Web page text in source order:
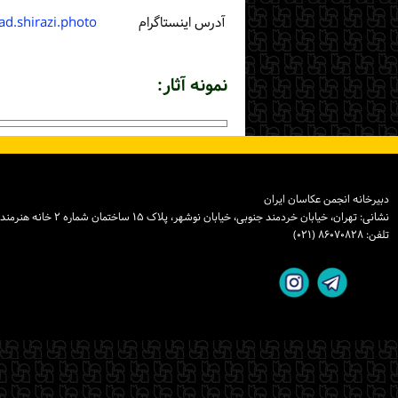
آدرس اینستاگرام
نمونه آثار:
دبیرخانه انجمن عکاسان ایران
نشانی: تهران، خیابان خردمند جنوبی، خیابان نوشهر، پلاک ۱۵ ساختمان شماره ۲ خانه هنرمندان ایران، واحد ۸
تلفن: ۸۶۰۷۰۸۲۸ (۰۲۱)